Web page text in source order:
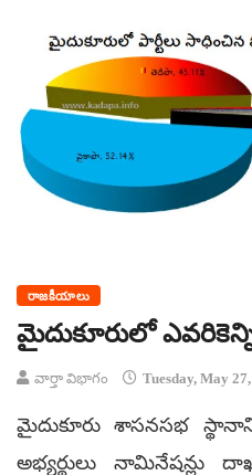
రాజకీయాలు
మైదుకూరులో ఎవరికెన్ని
వార్తా విభాగం Tuesday, May
మైదుకూరు శాసనసభ
అభ్యర్థులు